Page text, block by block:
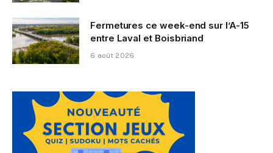
Fermetures ce week-end sur l’A-15
entre Laval et Boisbriand
6 août 2026